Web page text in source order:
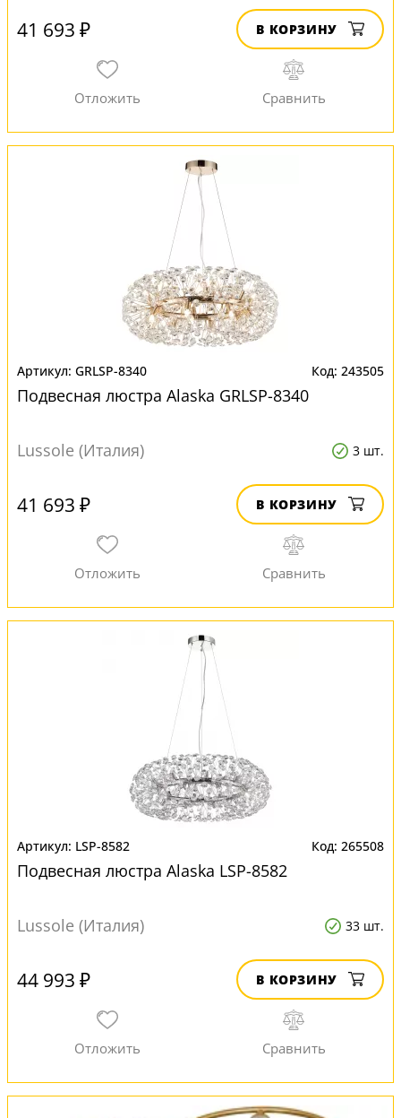
41 693 ₽ В КОРЗИНУ
GRLSP-8340 243505
Подвесная люстра Alaska GRLSP-8340
Lussole (Италия) 3 шт.
41 693 ₽ В КОРЗИНУ
LSP-8582 265508
Подвесная люстра Alaska LSP-8582
Lussole (Италия) 33 шт.
44 993 ₽ В КОРЗИНУ